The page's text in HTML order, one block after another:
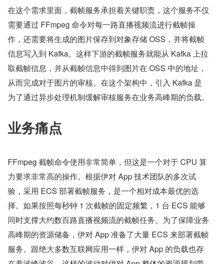
在这个需求里面，截帧服务承担着关键职责，这个服务不仅
需要通过 FFmpeg 命令对每一路直播视频流进行截帧操
作，还需要将生成的图片保存到对象存储 OSS，并将截帧
信息写入到 Kafka。这样下游的截帧服务就能从 Kafka 上拉
取截帧信息，并从截帧信息中得到图片在 OSS 中的地址，
从而完成对于图片的审核。在这个架构中，引入 Kafka 是
为了通过异步处理机制缓解审核服务在业务高峰期的负载。
业务痛点
FFmpeg 截帧命令使用非常简单，但这是一个对于 CPU 算
力要求非常高的操作。根据伊对 App 技术团队的多次试
验，采用 ECS 部署截帧服务，是一个相对成本最优的选
择。如果按照每秒钟 1 次截帧的固定频繁，1 台 ECS 能够
同时支撑大约数百路直播视频流的截帧任务。为了保障业务
高峰期的资源储备，伊对 App 准备了大量 ECS 来部署截帧
服务。跟绝大多数互联网应用一样，伊对 App 的负载也存